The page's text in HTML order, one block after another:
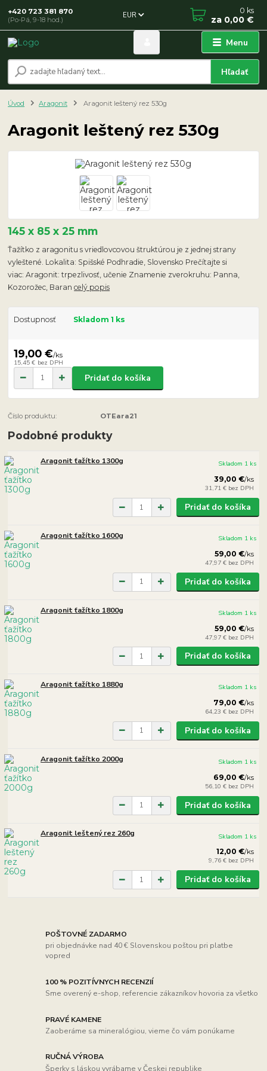
Menu
EUR
Hľadať
+420 723 381 870
(Po-Pá, 9-18 hod.)
0 ks
za 0,00 €
Úvod Aragonit Aragonit leštený rez 530g
Aragonit leštený rez 530g
145 x 85 x 25 mm
Ťažítko z aragonitu s vriedlovcovou štruktúrou je z jednej strany
vyleštené. Lokalita: Spišské Podhradie, Slovensko Prečítajte si
viac: Aragonit: trpezlivosť, učenie Znamenie zverokruhu: Panna,
Kozorožec, Barancelý popis
Dostupnosť Skladom 1 ks
19,00 €/ks
15,45 € bez DPH
Pridať do košíka
Číslo produktu: OTEara21
Podobné produkty
Aragonit ťažítko 1300g
39,00 €/ks
31,71 € bez DPH
Skladom 1 ks
Pridať do košíka
Aragonit ťažítko 1600g
59,00 €/ks
47,97 € bez DPH
Skladom 1 ks
Pridať do košíka
Aragonit ťažítko 1800g
59,00 €/ks
47,97 € bez DPH
Skladom 1 ks
Pridať do košíka
Aragonit ťažítko 1880g
79,00 €/ks
64,23 € bez DPH
Skladom 1 ks
Pridať do košíka
Aragonit ťažítko 2000g
69,00 €/ks
56,10 € bez DPH
Skladom 1 ks
Pridať do košíka
Aragonit leštený rez 260g
12,00 €/ks
9,76 € bez DPH
Skladom 1 ks
Pridať do košíka
POŠTOVNÉ ZADARMO
pri objednávke nad 40 € Slovenskou poštou pri platbe
vopred
100 % POZITÍVNYCH RECENZIÍ
Sme overený e-shop, referencie zákazníkov hovoria za všetko
PRAVÉ KAMENE
Zaoberáme sa mineralógiou, vieme čo vám ponúkame
RUČNÁ VÝROBA
Šperky s láskou vyrábame v Českej republike